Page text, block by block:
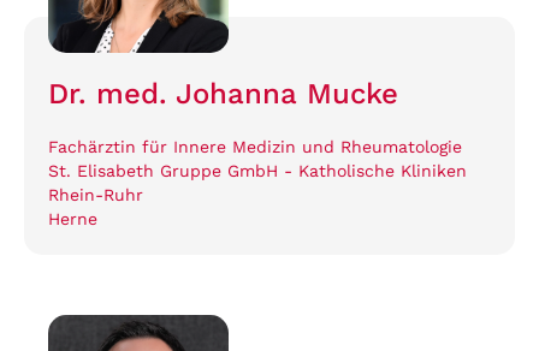
Dr. med. Johanna Mucke
Fachärztin für Innere Medizin und Rheumatologie
St. Elisabeth Gruppe GmbH - Katholische Kliniken
Rhein-Ruhr
Herne